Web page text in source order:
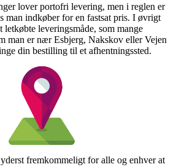
lover portofri levering, men i reglen er
man indkøber for en fastsat pris. I øvrigt
letkøbte leveringsmåde, som mange
man er nær Esbjerg, Nakskov eller Vejen
din bestilling til et afhentningssted.
fremkommeligt for alle og enhver at